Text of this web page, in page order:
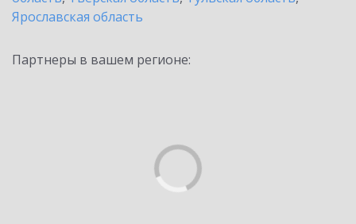
Ярославская область
Партнеры в вашем регионе: